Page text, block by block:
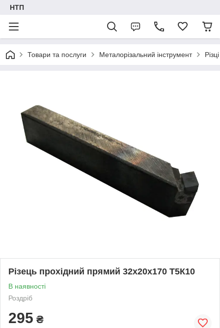
НТП
Товари та послуги Металорізальний інструмент Різці
Різець прохідний прямий 32х20х170 Т5К10
В наявності
Роздріб
295 ₴